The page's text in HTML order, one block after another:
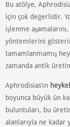
Bu atölye,
için çok değerlidir.
işlenme
yöntemlerini
tamamlanmamış
zamanda antik
Aphrodisias’ın
boyunca büyük ün
buluntuları, bu
alanlarıyla ne kadar